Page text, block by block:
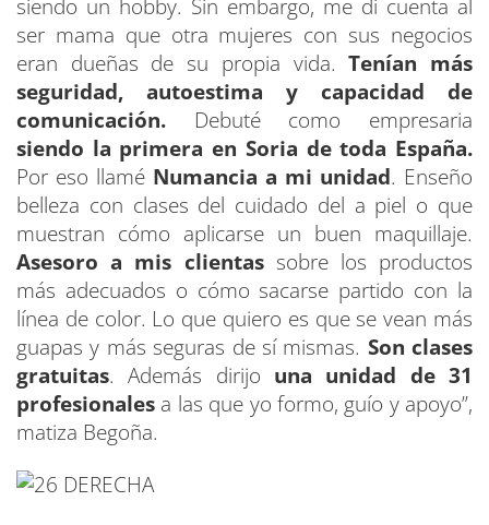
siendo un hobby. Sin embargo, me di cuenta al
ser mama que otra mujeres con sus negocios
eran dueñas de su propia vida.Tenían más
seguridad, autoestima y capacidad de
comunicación. Debuté como empresaria
siendo la primera en Soria de toda España.
Por eso llamé Numancia a mi unidad. Enseño
belleza con clases del cuidado del a piel o que
muestran cómo aplicarse un buen maquillaje.
Asesoro a mis clientassobre los productos
más adecuados o cómo sacarse partido con la
línea de color. Lo que quiero es que se vean más
guapas y más seguras de sí mismas. Son clases
gratuitas. Además dirijo una unidad de 31
profesionales a las que yo formo, guío y apoyo”,
matiza Begoña.